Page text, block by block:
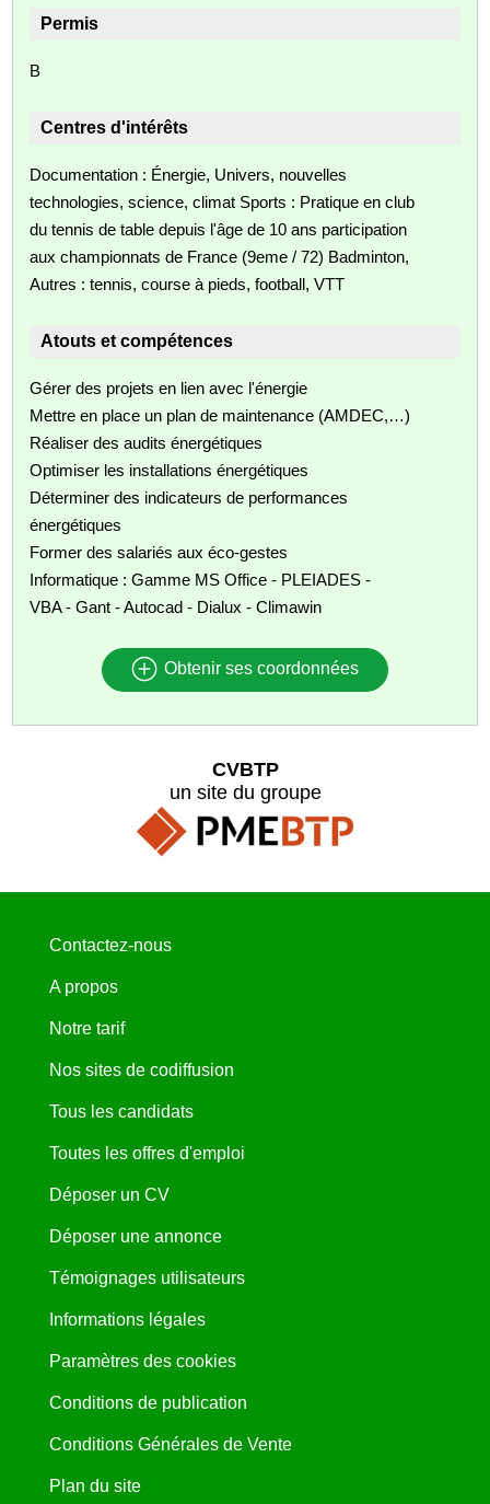
Permis
B
Centres d'intérêts
Documentation : Énergie, Univers, nouvelles
technologies, science, climat Sports : Pratique en club
du tennis de table depuis l'âge de 10 ans participation
aux championnats de France (9eme / 72) Badminton,
Autres : tennis, course à pieds, football, VTT
Atouts et compétences
Gérer des projets en lien avec l'énergie
Mettre en place un plan de maintenance (AMDEC,…)
Réaliser des audits énergétiques
Optimiser les installations énergétiques
Déterminer des indicateurs de performances
énergétiques
Former des salariés aux éco-gestes
Informatique : Gamme MS Office - PLEIADES -
VBA - Gant - Autocad - Dialux - Climawin
Obtenir ses coordonnées
CVBTP
un site du groupe
Contactez-nous
A propos
Notre tarif
Nos sites de codiffusion
Tous les candidats
Toutes les offres d'emploi
Déposer un CV
Déposer une annonce
Témoignages utilisateurs
Informations légales
Paramètres des cookies
Conditions de publication
Conditions Générales de Vente
Plan du site